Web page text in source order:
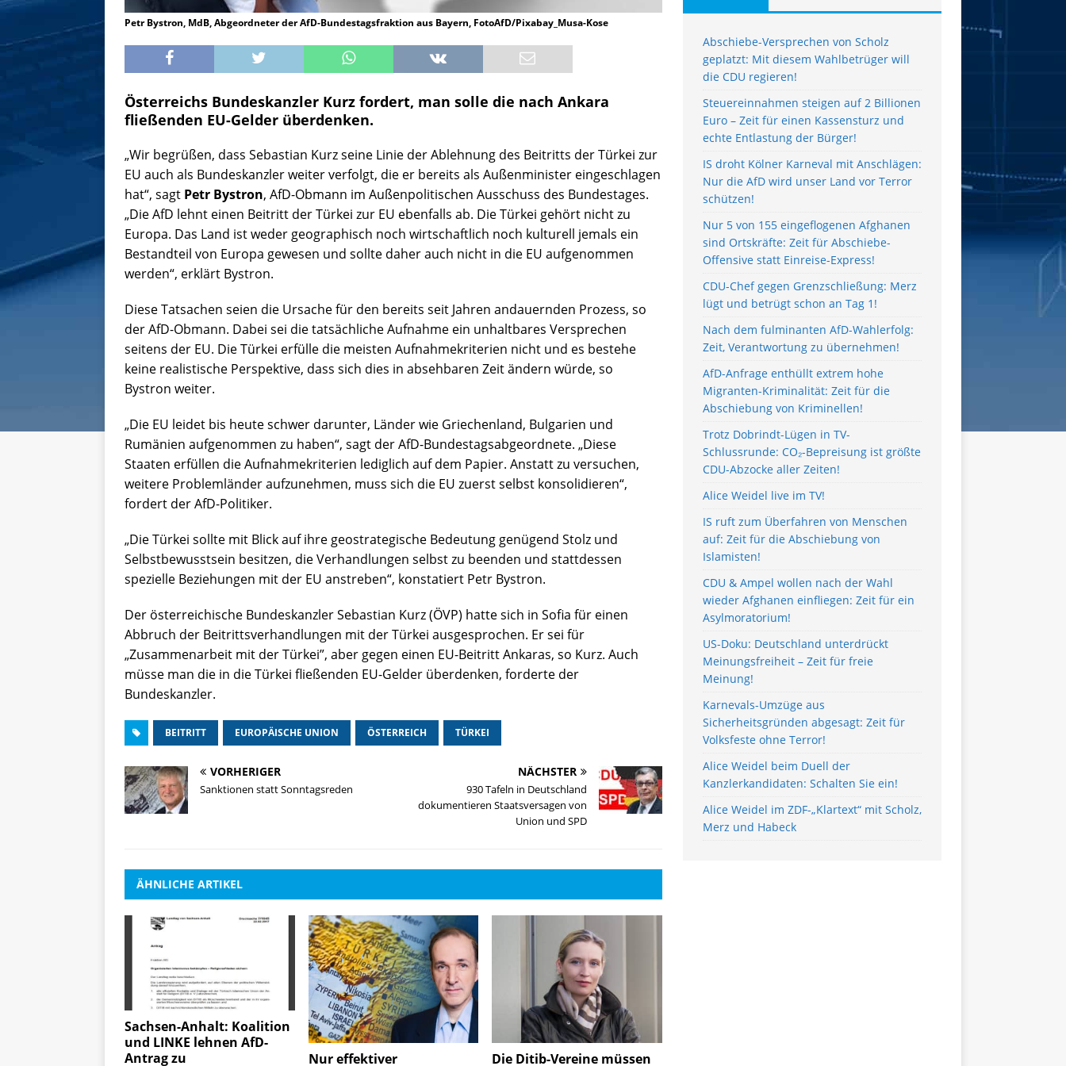
Petr Bystron, MdB, Abgeordneter der AfD-Bundestagsfraktion aus Bayern, FotoAfD/Pixabay_Musa-Kose
Österreichs Bundeskanzler Kurz fordert, man solle die nach Ankara
fließenden EU-Gelder überdenken.
„Wir begrüßen, dass Sebastian Kurz seine Linie der Ablehnung des Beitritts der Türkei zur
EU auch als Bundeskanzler weiter verfolgt, die er bereits als Außenminister eingeschlagen
hat“, sagt Petr Bystron, AfD-Obmann im Außenpolitischen Ausschuss des Bundestages.
„Die AfD lehnt einen Beitritt der Türkei zur EU ebenfalls ab. Die Türkei gehört nicht zu
Europa. Das Land ist weder geographisch noch wirtschaftlich noch kulturell jemals ein
Bestandteil von Europa gewesen und sollte daher auch nicht in die EU aufgenommen
werden“, erklärt Bystron.
Diese Tatsachen seien die Ursache für den bereits seit Jahren andauernden Prozess, so
der AfD-Obmann. Dabei sei die tatsächliche Aufnahme ein unhaltbares Versprechen
seitens der EU. Die Türkei erfülle die meisten Aufnahmekriterien nicht und es bestehe
keine realistische Perspektive, dass sich dies in absehbaren Zeit ändern würde, so
Bystron weiter.
„Die EU leidet bis heute schwer darunter, Länder wie Griechenland, Bulgarien und
Rumänien aufgenommen zu haben“, sagt der AfD-Bundestagsabgeordnete. „Diese
Staaten erfüllen die Aufnahmekriterien lediglich auf dem Papier. Anstatt zu versuchen,
weitere Problemländer aufzunehmen, muss sich die EU zuerst selbst konsolidieren“,
fordert der AfD-Politiker.
„Die Türkei sollte mit Blick auf ihre geostrategische Bedeutung genügend Stolz und
Selbstbewusstsein besitzen, die Verhandlungen selbst zu beenden und stattdessen
spezielle Beziehungen mit der EU anstreben“, konstatiert Petr Bystron.
Der österreichische Bundeskanzler Sebastian Kurz (ÖVP) hatte sich in Sofia für einen
Abbruch der Beitrittsverhandlungen mit der Türkei ausgesprochen. Er sei für
„Zusammenarbeit mit der Türkei”, aber gegen einen EU-Beitritt Ankaras, so Kurz. Auch
müsse man die in die Türkei fließenden EU-Gelder überdenken, forderte der
Bundeskanzler.
BEITRITT EUROPÄISCHE UNION ÖSTERREICH TÜRKEI
VORHERIGER
Sanktionen statt Sonntagsreden
NÄCHSTER
930 Tafeln in Deutschland
dokumentieren Staatsversagen von
Union und SPD
ÄHNLICHE ARTIKEL
Sachsen-Anhalt: Koalition
und LINKE lehnen AfD-
Antrag zu
Nur effektiver Die Ditib-Vereine müssen
Abschiebe-Versprechen von Scholz
geplatzt: Mit diesem Wahlbetrüger will
die CDU regieren!
Steuereinnahmen steigen auf 2 Billionen
Euro – Zeit für einen Kassensturz und
echte Entlastung der Bürger!
IS droht Kölner Karneval mit Anschlägen:
Nur die AfD wird unser Land vor Terror
schützen!
Nur 5 von 155 eingeflogenen Afghanen
sind Ortskräfte: Zeit für Abschiebe-
Offensive statt Einreise-Express!
CDU-Chef gegen Grenzschließung: Merz
lügt und betrügt schon an Tag 1!
Nach dem fulminanten AfD-Wahlerfolg:
Zeit, Verantwortung zu übernehmen!
AfD-Anfrage enthüllt extrem hohe
Migranten-Kriminalität: Zeit für die
Abschiebung von Kriminellen!
Trotz Dobrindt-Lügen in TV-
Schlussrunde: CO₂-Bepreisung ist größte
CDU-Abzocke aller Zeiten!
Alice Weidel live im TV!
IS ruft zum Überfahren von Menschen
auf: Zeit für die Abschiebung von
Islamisten!
CDU & Ampel wollen nach der Wahl
wieder Afghanen einfliegen: Zeit für ein
Asylmoratorium!
US-Doku: Deutschland unterdrückt
Meinungsfreiheit – Zeit für freie
Meinung!
Karnevals-Umzüge aus
Sicherheitsgründen abgesagt: Zeit für
Volksfeste ohne Terror!
Alice Weidel beim Duell der
Kanzlerkandidaten: Schalten Sie ein!
Alice Weidel im ZDF-„Klartext“ mit Scholz,
Merz und Habeck